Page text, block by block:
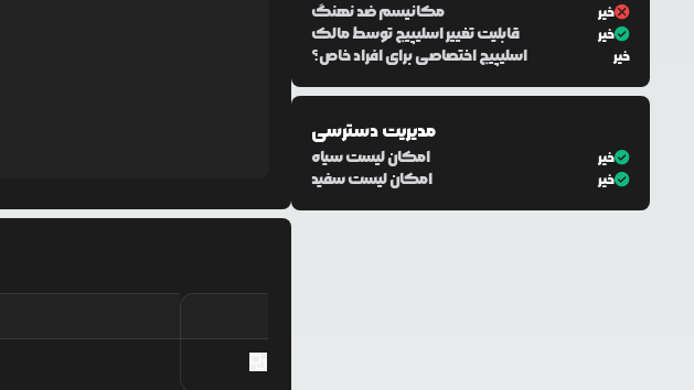
مکانیسم ضد نهنگ خیر
قابلیت تغییر اسلیپیج توسط مالک خیر
اسلیپیج اختصاصی برای افراد خاص؟ خیر
مدیریت دسترسی
امکان لیست سیاه خیر
امکان لیست سفید خیر